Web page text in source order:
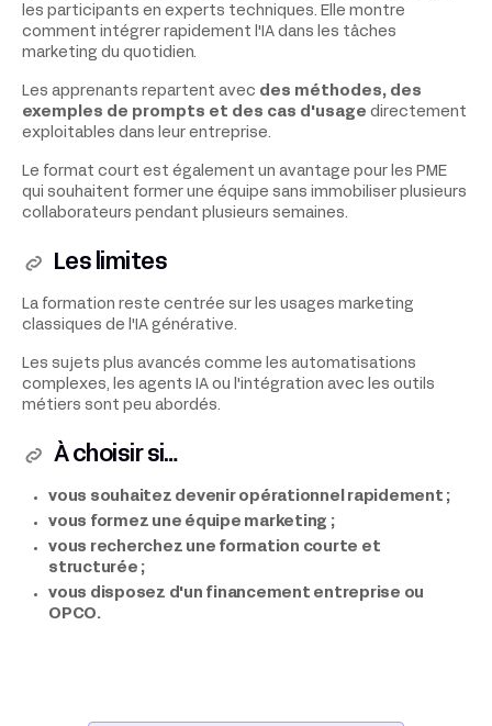
les participants en experts techniques. Elle montre
comment intégrer rapidement l'IA dans les tâches
marketing du quotidien.
Les apprenants repartent avec des méthodes, des
exemples de prompts et des cas d'usage directement
exploitables dans leur entreprise.
Le format court est également un avantage pour les PME
qui souhaitent former une équipe sans immobiliser plusieurs
collaborateurs pendant plusieurs semaines.
Les limites
La formation reste centrée sur les usages marketing
classiques de l'IA générative.
Les sujets plus avancés comme les automatisations
complexes, les agents IA ou l'intégration avec les outils
métiers sont peu abordés.
À choisir si…
vous souhaitez devenir opérationnel rapidement ;
vous formez une équipe marketing ;
vous recherchez une formation courte et
structurée ;
vous disposez d'un financement entreprise ou
OPCO.